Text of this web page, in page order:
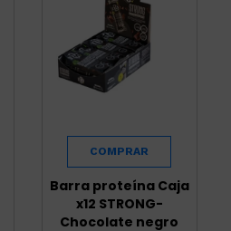
Barra proteína Caja
x12 STRONG-
Chocolate negro